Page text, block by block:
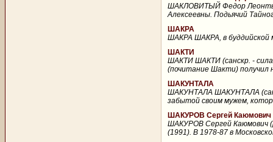
ШАКЛОВИТЫЙ Федор
Алексеевны. Подьячий
ШАКРА
ШАКРА ШАКРА, в буддийской
ШАКТИ
ШАКТИ ШАКТИ (санскр. -
(почитание Шакти) получил
ШАКУНТАЛА
ШАКУНТАЛА ШАКУНТАЛА
забытой своим мужем,
ШАКУРОВ Сергей Каюмович
ШАКУРОВ Сергей Каюмович
(1991). В 1978-87 в